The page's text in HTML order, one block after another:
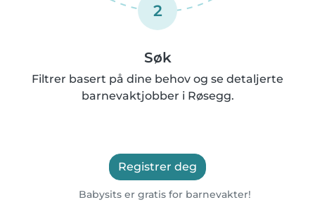
2
Søk
Filtrer basert på dine behov og se detaljerte
barnevaktjobber i Røsegg.
Registrer deg
Babysits er gratis for barnevakter!